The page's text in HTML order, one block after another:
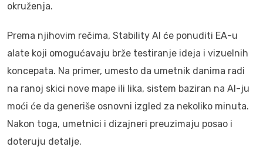
okruženja.
Prema njihovim rečima, Stability AI će ponuditi EA-u
alate koji omogućavaju brže testiranje ideja i vizuelnih
koncepata. Na primer, umesto da umetnik danima radi
na ranoj skici nove mape ili lika, sistem baziran na AI-ju
moći će da generiše osnovni izgled za nekoliko minuta.
Nakon toga, umetnici i dizajneri preuzimaju posao i
doteruju detalje.